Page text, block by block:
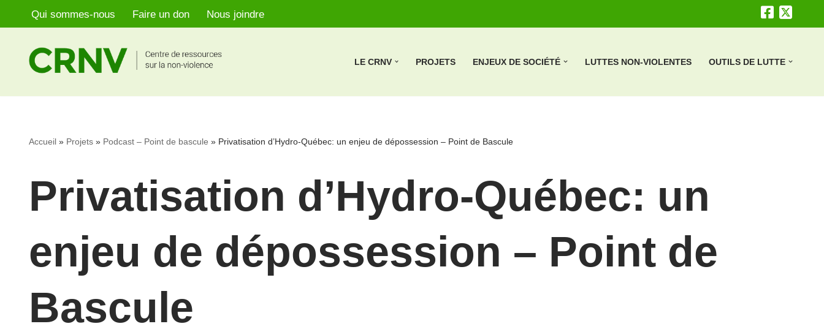
contenu
Qui sommes-nous Faire un don Nous joindre
LE CRNV PROJETS ENJEUX DE SOCIÉTÉ LUTTES NON-VIOLENTES OUTILS DE LUTTE
Accueil » Projets » Podcast – Point de bascule » Privatisation d’Hydro-Québec: un enjeu de dépossession – Point de Bascule
Privatisation d’Hydro-Québec: un
enjeu de dépossession – Point de
Bascule